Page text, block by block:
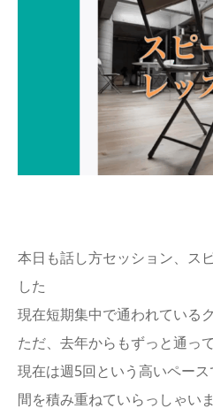
本日も話し方セッション、ス
した
現在短期集中で通われている
ただ、去年からもずっと通っ
現在は週5回という高いペー
間を積み重ねていらっしゃいま
アイテム
お客様の声
アクセス